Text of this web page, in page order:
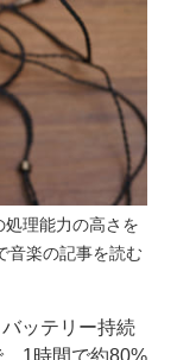
理能力の高さを
音楽の記事を読む
ッテリー持続
1時間で約80%